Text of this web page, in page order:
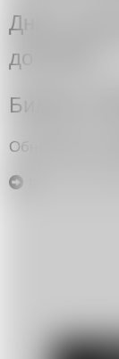
Дни и
до 20.00.
Билеты:
Обновление